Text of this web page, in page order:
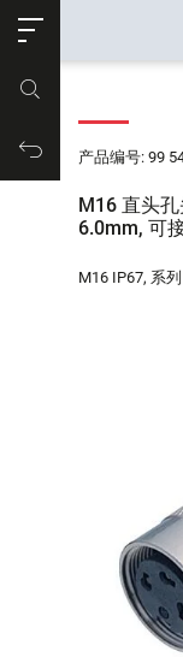
购物车产品编号: 99
M16 直头
6.0mm, 可
M16 IP67, 系